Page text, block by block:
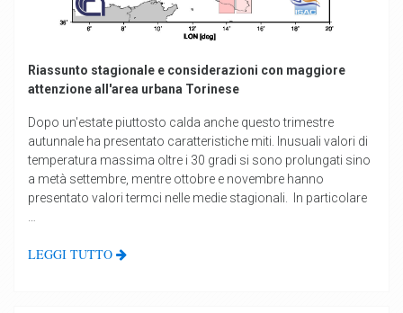
Riassunto stagionale e considerazioni con maggiore
attenzione all'area urbana Torinese
Dopo un'estate piuttosto calda anche questo trimestre
autunnale ha presentato caratteristiche miti. Inusuali valori di
temperatura massima oltre i 30 gradi si sono prolungati sino
a metà settembre, mentre ottobre e novembre hanno
presentato valori termci nelle medie stagionali. In particolare
LEGGI TUTTO